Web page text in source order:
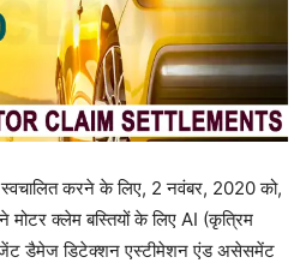
स्वचालित करने के लिए, 2 नवंबर, 2020 को,
क्लेम बस्तियों के लिए AI (कृत्रिम
डैमेज डिटेक्शन एस्टीमेशन एंड असेसमेंट